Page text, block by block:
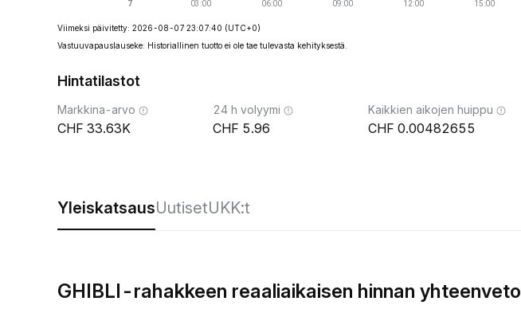
Viimeksi päivitetty: 2026-08-07 23:07:40 (UTC+0)
Vastuuvapauslauseke: Historiallinen tuotto ei ole tae tulevasta kehityksestä.
Hintatilastot
Markkina-arvo
33.63K
24 h volyymi
5.96
Kaikkien aikojen huippu
0.00482655
YleiskatsausUutisetUKK:t
GHIBLI-rahakkeen reaaliaikaisen hinnan yhteenveto